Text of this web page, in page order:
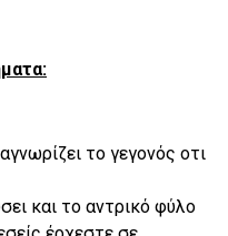
το γεγονός οτι
και το αντρικό φύλο